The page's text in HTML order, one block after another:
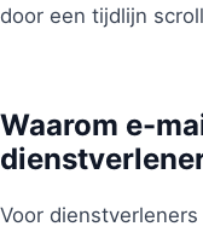
door een tijdlijn
Waarom e-
Voor